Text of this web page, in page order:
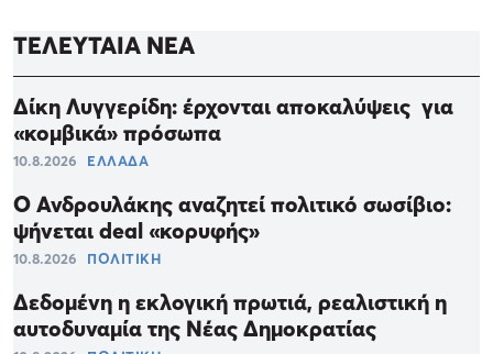
ΤΕΛΕΥΤΑΙΑ ΝΕΑ
Δίκη Λυγγερίδη: έρχονται αποκαλύψεις για
«κομβικά» πρόσωπα
10.8.2026 ΕΛΛΑΔΑ
Ο Ανδρουλάκης αναζητεί πολιτικό σωσίβιο:
ψήνεται deal «κορυφής»
10.8.2026 ΠΟΛΙΤΙΚΗ
Δεδομένη η εκλογική πρωτιά, ρεαλιστική η
αυτοδυναμία της Νέας Δημοκρατίας